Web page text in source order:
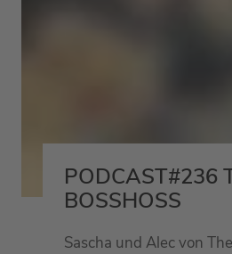
PODCAST#236
BOSSHOSS
Sascha und Alec von